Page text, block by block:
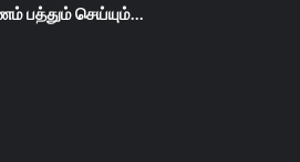
பத்தும் செய்யும்…